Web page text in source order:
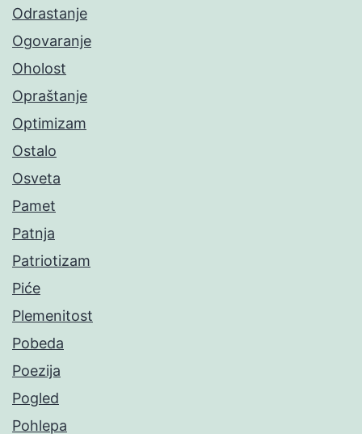
Odrastanje
Ogovaranje
Oholost
Opraštanje
Optimizam
Ostalo
Osveta
Pamet
Patnja
Patriotizam
Piće
Plemenitost
Pobeda
Poezija
Pogled
Pohlepa